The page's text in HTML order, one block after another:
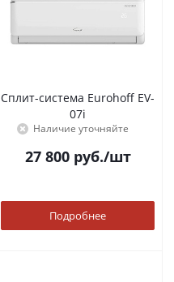
Сплит-система Eurohoff EV-
07i
Наличие уточняйте
27 800руб./шт
Подробнее